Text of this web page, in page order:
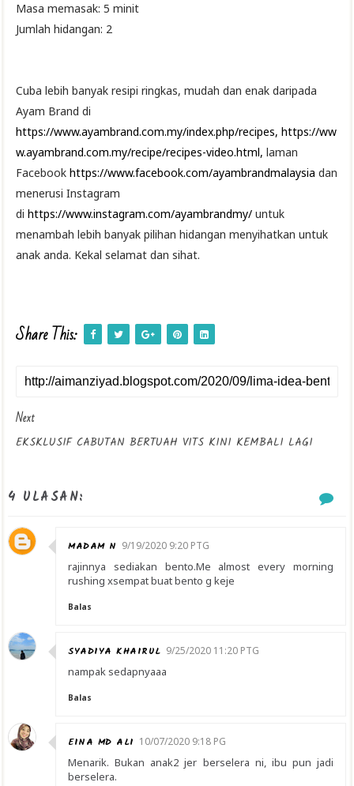
Masa memasak: 5 minit
Jumlah hidangan: 2
Cuba lebih banyak resipi ringkas, mudah dan enak daripada
Ayam Brand di
https://www.ayambrand.com.my/index.php/recipes, https://ww
w.ayambrand.com.my/recipe/recipes-video.html, laman
Facebook https://www.facebook.com/ayambrandmalaysia dan
menerusi Instagram
di https://www.instagram.com/ayambrandmy/ untuk
menambah lebih banyak pilihan hidangan menyihatkan untuk
anak anda. Kekal selamat dan sihat.
Share This:
Next
EKSKLUSIF CABUTAN BERTUAH VITS KINI KEMBALI LAGI
4 ULASAN:
MADAM N 9/19/2020 9:20 PTG
rajinnya sediakan bento.Me almost every morning
rushing xsempat buat bento g keje
Balas
SYADIYA KHAIRUL 9/25/2020 11:20 PTG
nampak sedapnyaaa
Balas
EINA MD ALI 10/07/2020 9:18 PG
Menarik. Bukan anak2 jer berselera ni, ibu pun jadi
berselera.